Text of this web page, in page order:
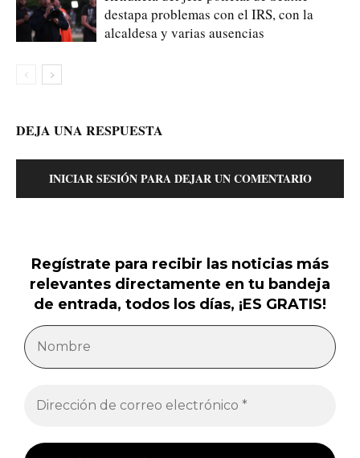
destapa problemas con el IRS, con la
alcaldesa y varias ausencias
DEJA UNA RESPUESTA
INICIAR SESIÓN PARA DEJAR UN COMENTARIO
Regístrate para recibir las noticias más
relevantes directamente en tu bandeja
de entrada, todos los días, ¡ES GRATIS!